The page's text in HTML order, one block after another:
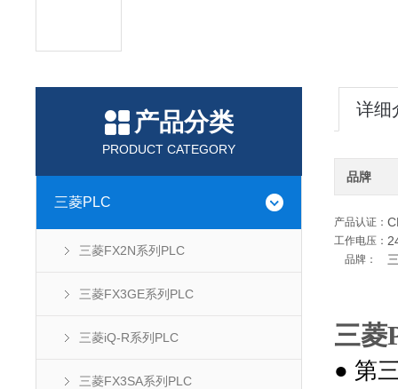
产品分类
PRODUCT CATEGORY
三菱PLC
三菱FX2N系列PLC
三菱FX3GE系列PLC
三菱iQ-R系列PLC
三菱FX3SA系列PLC
详细
品牌
产品认证：
工作电压：
品牌：
三菱
● 第